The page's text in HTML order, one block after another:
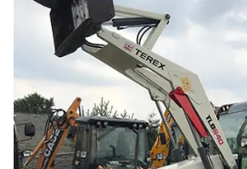
Смотреть проект